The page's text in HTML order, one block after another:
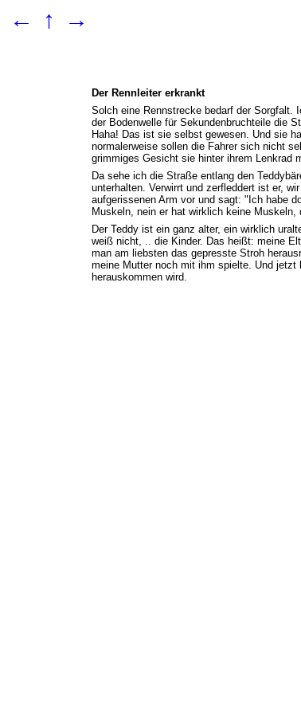
← ↑ →
Der Rennleiter erkrankt
Solch eine Rennstrecke bedarf der Sorgfalt.
der Bodenwelle für Sekundenbruchteile die
Haha! Das ist sie selbst gewesen. Und sie
normalerweise sollen die Fahrer sich nicht
grimmiges Gesicht sie hinter ihrem Lenkrad
Da sehe ich die Straße entlang den
unterhalten. Verwirrt und zerfleddert ist er,
aufgerissenen Arm vor und sagt: "Ich habe
Muskeln, nein er hat wirklich keine
Der Teddy ist ein ganz alter, ein wirklich
weiß nicht, .. die Kinder. Das heißt: meine
man am liebsten das gepresste Stroh
meine Mutter noch mit ihm spielte. Und jetzt
herauskommen wird.